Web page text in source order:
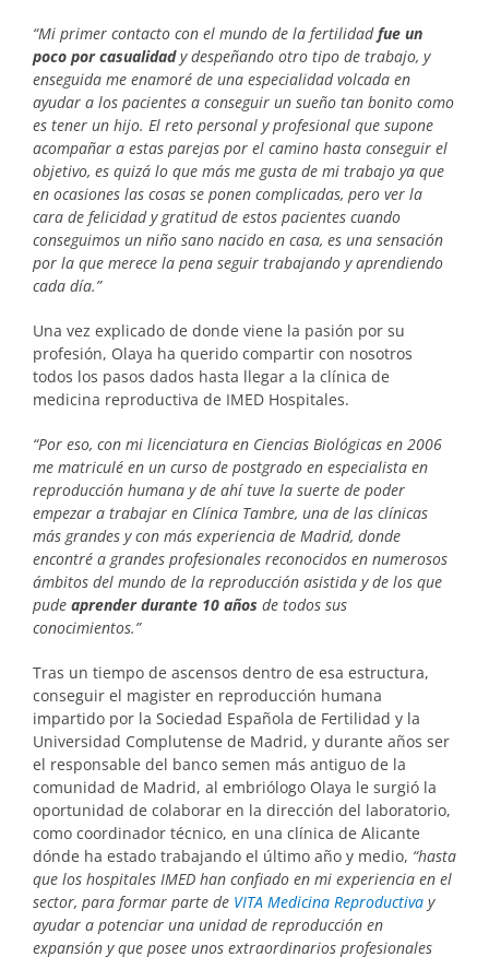
“Mi primer contacto con el mundo de la fertilidadfue un
poco por casualidady despeñando otro tipo de trabajo, y
enseguida me enamoré de una especialidad volcada en
ayudar a los pacientes a conseguir un sueño tan bonito como
es tener un hijo. El reto personal y profesional que supone
acompañar a estas parejas por el camino hasta conseguir el
objetivo, es quizá lo que más me gusta de mi trabajo ya que
en ocasiones las cosas se ponen complicadas, pero ver la
cara de felicidad y gratitud de estos pacientes cuando
conseguimos un niño sano nacido en casa, es una sensación
por la que merece la pena seguir trabajando y aprendiendo
cada día.”
Una vez explicado de donde viene la pasión por su
profesión, Olaya ha querido compartir con nosotros
todos los pasos dados hasta llegar a la clínica de
medicina reproductiva de IMED Hospitales.
“Por eso, con mi licenciatura en Ciencias Biológicas en 2006
me matriculé en un curso de postgrado en especialista en
reproducción humana y de ahí tuve la suerte de poder
empezar a trabajar en Clínica Tambre, una de las clínicas
más grandes y con más experiencia de Madrid, donde
encontré a grandes profesionales reconocidos en numerosos
ámbitos del mundo de la reproducción asistida y de los que
pude aprender durante 10 años de todos sus
conocimientos.”
Tras un tiempo de ascensos dentro de esa estructura,
conseguir el magister en reproducción humana
impartido por la Sociedad Española de Fertilidad y la
Universidad Complutense de Madrid, y durante años ser
el responsable del banco semen más antiguo de la
comunidad de Madrid, al embriólogo Olaya le surgió la
oportunidad de colaborar en la dirección del laboratorio,
como coordinador técnico, en una clínica de Alicante
dónde ha estado trabajando el último año y medio, “hasta
que los hospitales IMED han confiado en mi experiencia en el
sector, para formar parte de VITA Medicina Reproductiva y
ayudar a potenciar una unidad de reproducción en
expansión y que posee unos extraordinarios profesionales